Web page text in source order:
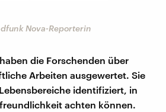
Nova-Reporterin
die Forschenden über
Arbeiten ausgewertet. Sie
identifiziert, in
achten können.